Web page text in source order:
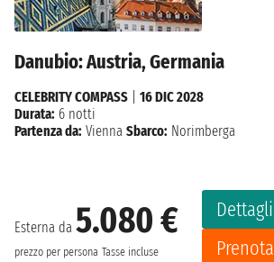
Danubio: Austria, Germania
Esterna da 5.080 €
prezzo per persona Tasse incluse
Dettagli
Prenota
CELEBRITY COMPASS
16 DIC 2028
Durata: 6 notti
Partenza da: Vienna Sbarco: Norimberga